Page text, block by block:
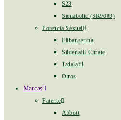
S23
Stenabolic (SR9009)
Potencia Sexual
Flibanserina
Sildenafil Citrate
Tadalafil
Otros
Marcas
Patente
Abbott